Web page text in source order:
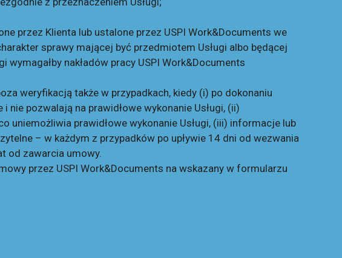
przez Klienta lub ustalone przez USPI Work&Documents we
sprawy mającej być przedmiotem Usługi albo będącej
nakładów pracy USPI Work&Documents
weryfikacją także w przypadkach, kiedy (i) po dokonaniu
pozwalają na prawidłowe wykonanie Usługi, (ii)
uniemożliwia prawidłowe wykonanie Usługi, (iii) informacje lub
– w każdym z przypadków po upływie 14 dni od wezwania
od zawarcia umowy.
przez USPI Work&Documents na wskazany w formularzu